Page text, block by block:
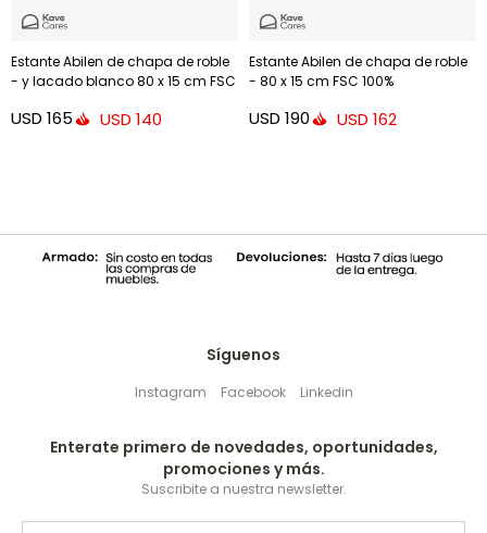
Estante Abilen de chapa de roble
- y lacado blanco 80 x 15 cm FSC
USD 165 USD 140
Estante Abilen de chapa de roble
- 80 x 15 cm FSC 100%
USD 190 USD 162
Síguenos
Instagram Facebook Linkedin
Enterate primero de novedades, oportunidades,
promociones y más.
Suscribite a nuestra newsletter.